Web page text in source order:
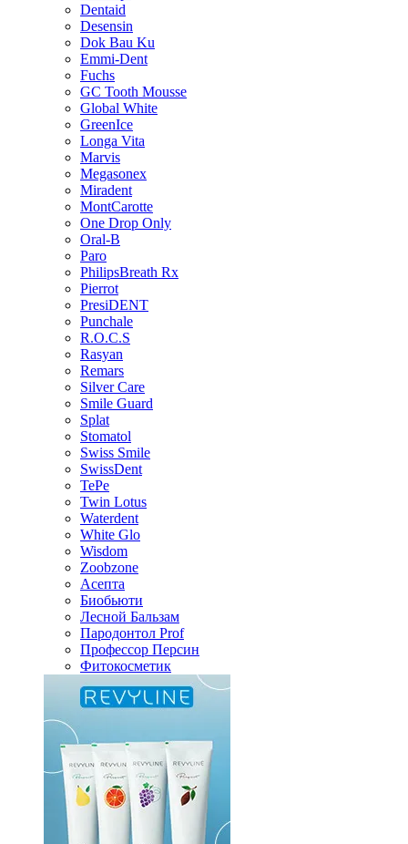
Dentaid
Desensin
Dok Bau Ku
Emmi-Dent
Fuchs
GC Tooth Mousse
Global White
GreenIce
Longa Vita
Marvis
Megasonex
Miradent
MontCarotte
One Drop Only
Oral-B
Paro
PhilipsBreath Rx
Pierrot
PresiDENT
Punchale
R.O.C.S
Rasyan
Remars
Silver Care
Smile Guard
Splat
Stomatol
Swiss Smile
SwissDent
TePe
Twin Lotus
Waterdent
White Glo
Wisdom
Zoobzone
Асепта
Биобьюти
Лесной Бальзам
Пародонтол Prof
Профессор Персин
Фитокосметик